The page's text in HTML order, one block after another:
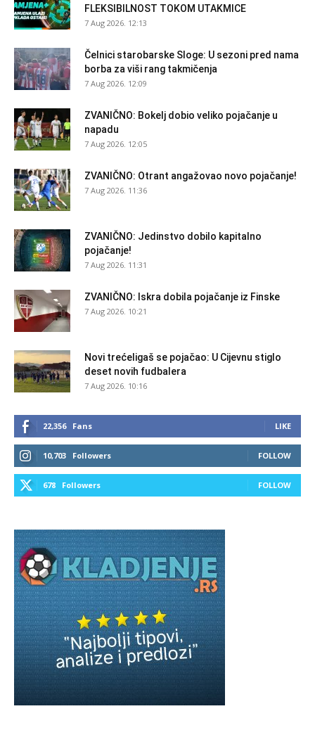
FLEKSIBILNOST TOKOM UTAKMICE
7 Aug 2026. 12:13
Čelnici starobarske Sloge: U sezoni pred nama
borba za viši rang takmičenja
7 Aug 2026. 12:09
ZVANIČNO: Bokelj dobio veliko pojačanje u
napadu
7 Aug 2026. 12:05
ZVANIČNO: Otrant angažovao novo pojačanje!
7 Aug 2026. 11:36
ZVANIČNO: Jedinstvo dobilo kapitalno
pojačanje!
7 Aug 2026. 11:31
ZVANIČNO: Iskra dobila pojačanje iz Finske
7 Aug 2026. 10:21
Novi trećeligaš se pojačao: U Cijevnu stiglo
deset novih fudbalera
7 Aug 2026. 10:16
22,356 Fans LIKE
10,703 Followers FOLLOW
678 Followers FOLLOW